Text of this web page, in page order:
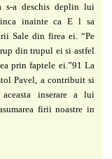
s-a deschis deplin lui
inca inainte caE l sa
Sale din firea ei. “Pe
din trupul ei si astfel
prin faptele ei.”91 La
Pavel, a contribuit si
inserare a lui
firii noastre in